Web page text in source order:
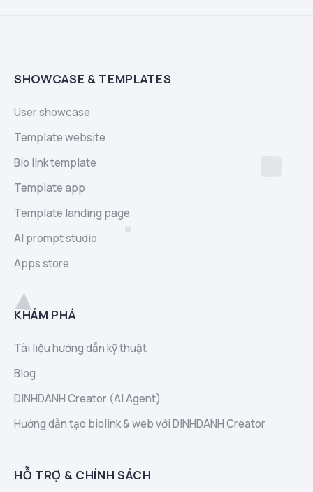
SHOWCASE & TEMPLATES
User showcase
Template website
Bio link template
Template app
Template landing page
AI prompt studio
Apps store
KHÁM PHÁ
Tài liệu hướng dẫn kỹ thuật
Blog
DINHDANH Creator (AI Agent)
Hướng dẫn tạo biolink & web với DINHDANH Creator
HỖ TRỢ & CHÍNH SÁCH